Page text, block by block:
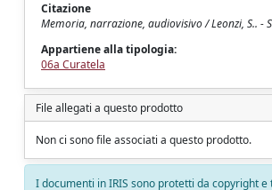
Citazione
Memoria, narrazione, audiovisivo / Leonzi, S.. -
Appartiene alla tipologia:
06a Curatela
File allegati a questo prodotto
Non ci sono file associati a questo prodotto.
I documenti in IRIS sono protetti da copyright